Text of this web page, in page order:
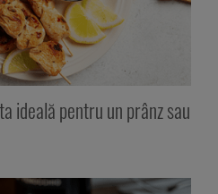
ideală pentru un prânz sau